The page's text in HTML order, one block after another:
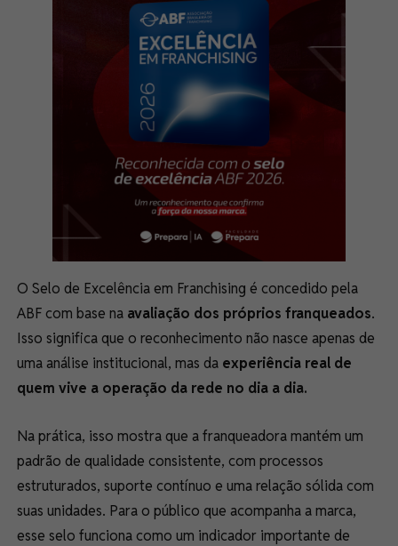
O Selo de Excelência em Franchising é concedido pela
ABF com base na avaliação dos próprios franqueados.
Isso significa que o reconhecimento não nasce apenas de
uma análise institucional, mas da experiência real de
quem vive a operação da rede no dia a dia.
Na prática, isso mostra que a franqueadora mantém um
padrão de qualidade consistente, com processos
estruturados, suporte contínuo e uma relação sólida com
suas unidades. Para o público que acompanha a marca,
esse selo funciona como um indicador importante de